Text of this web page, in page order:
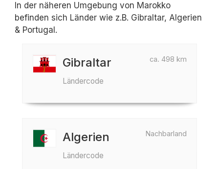
In der näheren Umgebung von Marokko
befinden sich Länder wie z.B. Gibraltar, Algerien
& Portugal.
ca. 498 km
Gibraltar
Ländercode
Nachbarland
Algerien
Ländercode